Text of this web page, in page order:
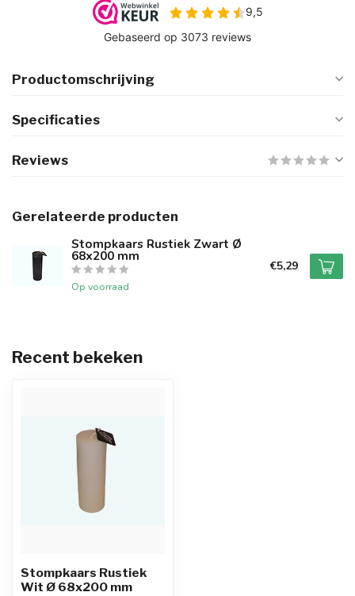
Productomschrijving
Specificaties
Reviews
Gerelateerde producten
Stompkaars Rustiek Zwart Ø
68x200 mm
Op voorraad
€5,29
Recent bekeken
Stompkaars Rustiek
Wit Ø 68x200 mm